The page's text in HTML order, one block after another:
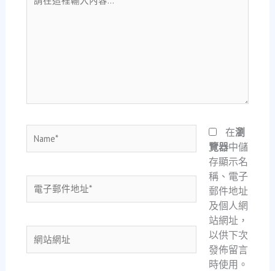
在
電
子
件
地
址
網
站
在瀏
覽器中儲
存顯示名
稱、電子
郵件地址
及個人網
站網址，
以供下次
發佈留言
時使用。